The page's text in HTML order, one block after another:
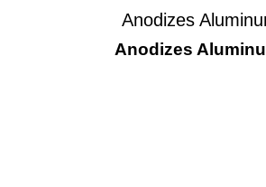
Anodizes
Anodizes